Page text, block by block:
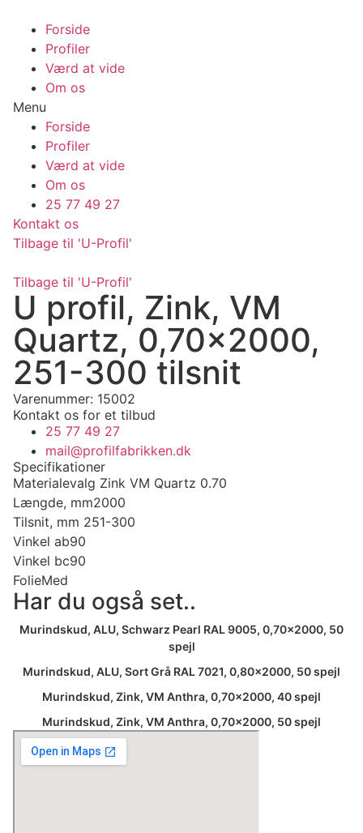
indhold
Forside
Profiler
Værd at vide
Om os
Menu
Forside
Profiler
Værd at vide
Om os
25 77 49 27
Kontakt os
Tilbage til 'U-Profil'
Tilbage til 'U-Profil'
U profil, Zink, VM
Quartz, 0,70×2000,
251-300 tilsnit
Varenummer: 15002
Kontakt os for et tilbud
25 77 49 27
mail@profilfabrikken.dk
Specifikationer
Materialevalg Zink VM Quartz 0.70
Længde, mm2000
Tilsnit, mm 251-300
Vinkel ab90
Vinkel bc90
FolieMed
Har du også set..
Murindskud, ALU, Schwarz Pearl RAL 9005, 0,70×2000, 50
spejl
Murindskud, ALU, Sort Grå RAL 7021, 0,80×2000, 50 spejl
Murindskud, Zink, VM Anthra, 0,70×2000, 40 spejl
Murindskud, Zink, VM Anthra, 0,70×2000, 50 spejl